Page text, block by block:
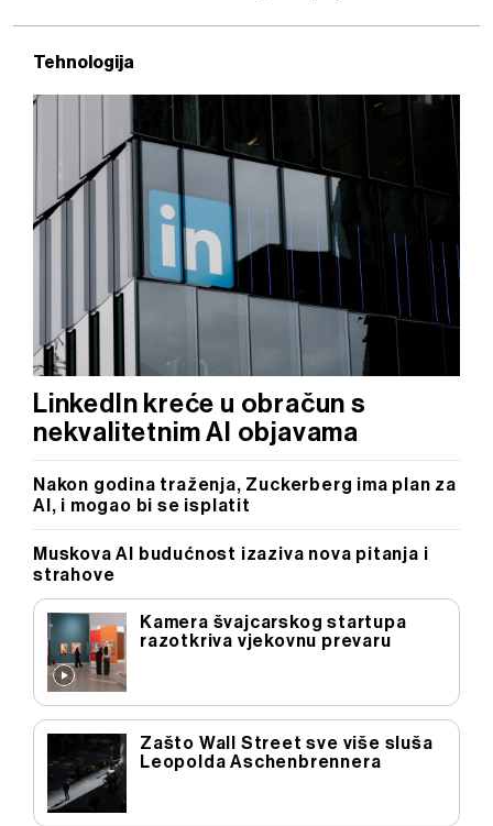
Tehnologija
LinkedIn kreće u obračun s
nekvalitetnim AI objavama
Nakon godina traženja, Zuckerberg ima plan za
Al, i mogao bi se isplatit
Muskova AI budućnost izaziva nova pitanja i
strahove
Kamera švajcarskog startupa
razotkriva vjekovnu prevaru
Zašto Wall Street sve više sluša
Leopolda Aschenbrennera